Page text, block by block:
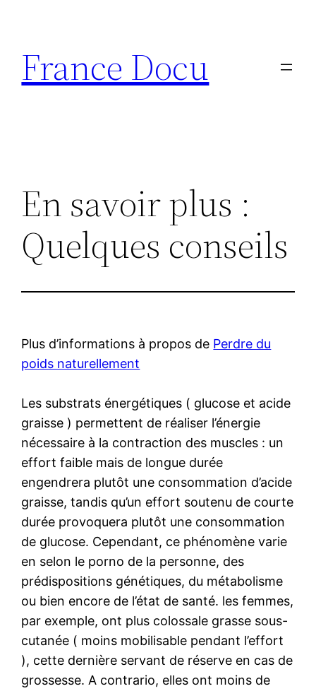
contenu
France Docu
En savoir plus :
Quelques conseils
Plus d’informations à propos de Perdre du
poids naturellement
Les substrats énergétiques ( glucose et acide
graisse ) permettent de réaliser l’énergie
nécessaire à la contraction des muscles : un
effort faible mais de longue durée
engendrera plutôt une consommation d’acide
graisse, tandis qu’un effort soutenu de courte
durée provoquera plutôt une consommation
de glucose. Cependant, ce phénomène varie
en selon le porno de la personne, des
prédispositions génétiques, du métabolisme
ou bien encore de l’état de santé. les femmes,
par exemple, ont plus colossale grasse sous-
cutanée ( moins mobilisable pendant l’effort
), cette dernière servant de réserve en cas de
grossesse. A contrario, elles ont moins de